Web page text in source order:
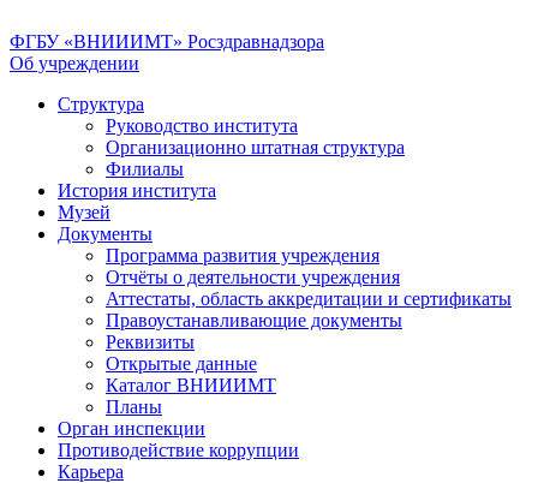
ФГБУ «ВНИИИМТ» Росздравнадзора
Об учреждении
Структура
Руководство института
Организационно штатная структура
Филиалы
История института
Музей
Документы
Программа развития учреждения
Отчёты о деятельности учреждения
Аттестаты, область аккредитации и сертификаты
Правоустанавливающие документы
Реквизиты
Открытые данные
Каталог ВНИИИМТ
Планы
Орган инспекции
Противодействие коррупции
Карьера